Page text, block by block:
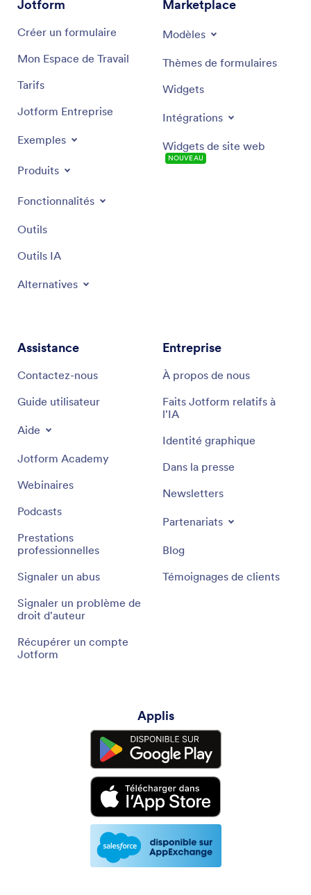
Jotform
Créer un formulaire
Mon Espace de Travail
Tarifs
Jotform Entreprise
Exemples
Produits
Fonctionnalités
Outils
Outils IA
Alternatives
Marketplace
Modèles
Thèmes de formulaires
Widgets
Intégrations
Widgets de site web
NOUVEAU
Assistance
Contactez-nous
Guide utilisateur
Aide
Jotform Academy
Webinaires
Podcasts
Prestations
professionnelles
Signaler un abus
Signaler un problème de
droit d'auteur
Récupérer un compte
Jotform
Entreprise
À propos de nous
Faits Jotform relatifs à
l'IA
Identité graphique
Dans la presse
Newsletters
Partenariats
Blog
Témoignages de clients
Applis